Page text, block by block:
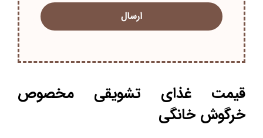
قیمت غذای تشویقی مخصوص
خرگوش خانگی